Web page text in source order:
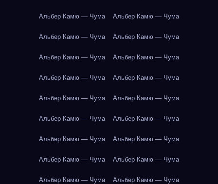
Альбер Камю — Чума Альбер Камю — Чума
Альбер Камю — Чума Альбер Камю — Чума
Альбер Камю — Чума Альбер Камю — Чума
Альбер Камю — Чума Альбер Камю — Чума
Альбер Камю — Чума Альбер Камю — Чума
Альбер Камю — Чума Альбер Камю — Чума
Альбер Камю — Чума Альбер Камю — Чума
Альбер Камю — Чума Альбер Камю — Чума
Альбер Камю — Чума Альбер Камю — Чума